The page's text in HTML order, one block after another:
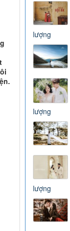
lượng
lượng
lượng